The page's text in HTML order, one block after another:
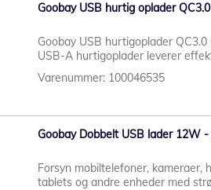
Goobay USB hurtig oplader
Goobay USB hurtigoplader
USB-A hurtigoplader leverer
Varenummer: 100046535
Goobay Dobbelt USB lader 12W
Forsyn mobiltelefoner, kameraer,
tablets og andre enheder med